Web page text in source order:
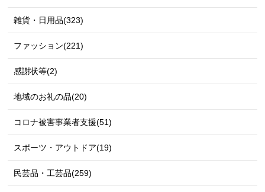
雑貨・日用品(323)
ファッション(221)
感謝状等(2)
地域のお礼の品(20)
コロナ被害事業者支援(51)
スポーツ・アウトドア(19)
民芸品・工芸品(259)